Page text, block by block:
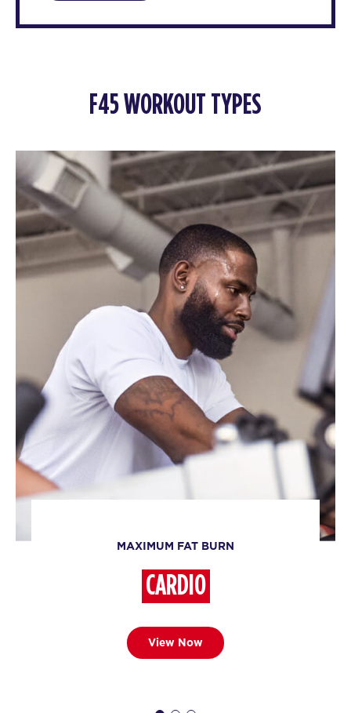
F45 WORKOUT TYPES
MAXIMUM FAT BURN
CARDIO
View Now